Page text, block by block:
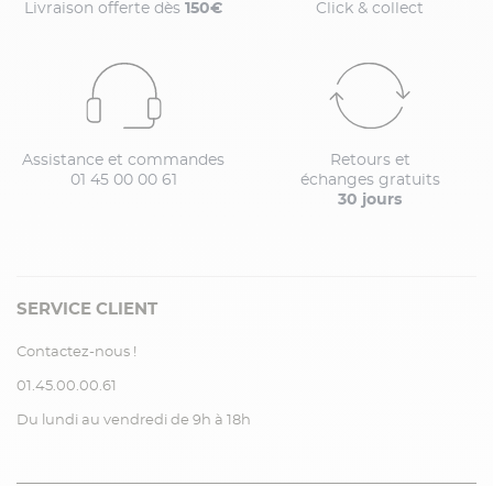
Livraison offerte dès 150€ Click & collect
Assistance et commandes
01 45 00 00 61
Retours et
échanges gratuits
30 jours
SERVICE CLIENT
Contactez-nous !
01.45.00.00.61
Du lundi au vendredi de 9h à 18h